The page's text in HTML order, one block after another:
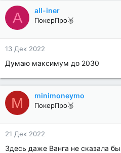
A all-iner
ПокерПро🥈
13 Дек 2022
Думаю максимум до 2030
M minimoneymo
ПокерПро🥈
21 Дек 2022
Здесь даже Ванга не сказала